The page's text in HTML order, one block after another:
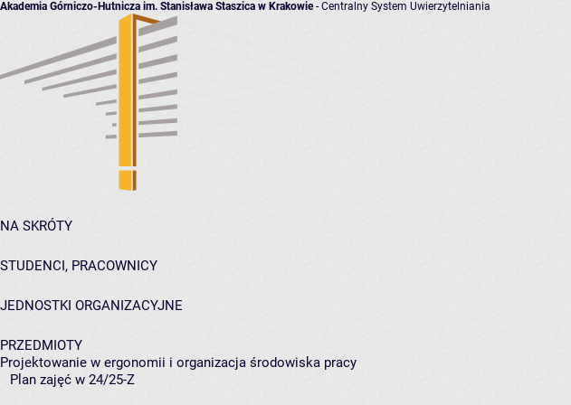
Akademia Górniczo-Hutnicza im. Stanisława Staszica w Krakowie- Centralny System Uwierzytelniania
NA SKRÓTY
STUDENCI, PRACOWNICY
JEDNOSTKI ORGANIZACYJNE
PRZEDMIOTY
Projektowanie w ergonomii i organizacja środowiska pracy
Plan zajęć w 24/25-Z